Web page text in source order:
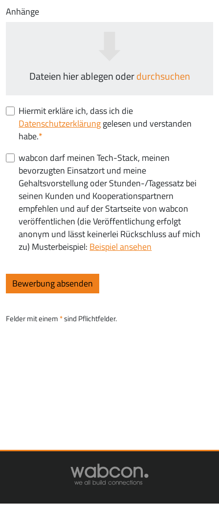
Anhänge
Dateien hier ablegen oderdurchsuchen
Hiermit erkläre ich, dass ich die
Datenschutzerklärunggelesen und verstanden
habe.
wabcon darf meinen Tech-Stack, meinen
bevorzugten Einsatzort und meine
Gehaltsvorstellung oder Stunden-/Tagessatz bei
seinen Kunden und Kooperationspartnern
empfehlen und auf der Startseite von wabcon
veröffentlichen (die Veröffentlichung erfolgt
anonym und lässt keinerlei Rückschluss auf mich
zu) Musterbeispiel: Beispiel ansehen
Felder mit einem sind Pflichtfelder.